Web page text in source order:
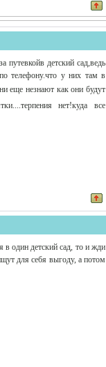
путевкойв детский сад,ведь
телефону.что у них там в
еще незнают как они будут
нет!куда все
в один детский сад, то и жди
для себя выгоду, а потом